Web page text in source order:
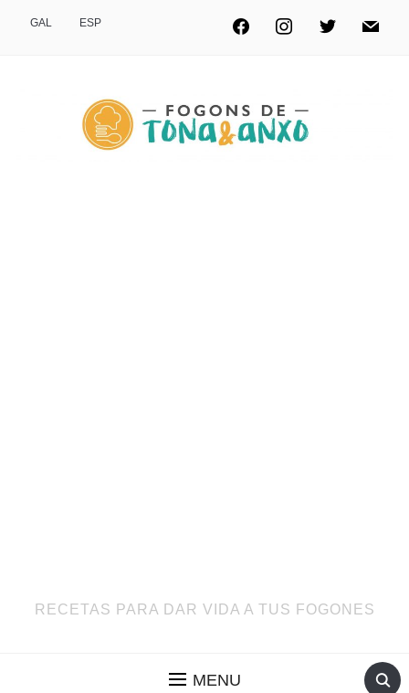
GAL ESP
RECETAS PARA DAR VIDA A TUS FOGONES
MENU